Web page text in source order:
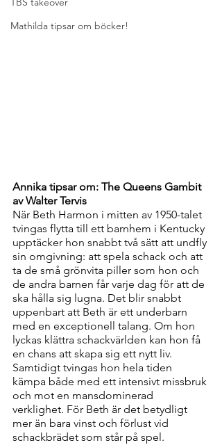
Mathilda tipsar om böcker!
Annika tipsar om: The Queens Gambit
av Walter Tervis
När Beth Harmon i mitten av 1950-talet
tvingas flytta till ett barnhem i Kentucky
upptäcker hon snabbt två sätt att undfly
sin omgivning: att spela schack och att
ta de små grönvita piller som hon och
de andra barnen får varje dag för att de
ska hålla sig lugna. Det blir snabbt
uppenbart att Beth är ett underbarn
med en exceptionell talang. Om hon
lyckas klättra schackvärlden kan hon få
en chans att skapa sig ett nytt liv.
Samtidigt tvingas hon hela tiden
kämpa både med ett intensivt missbruk
och mot en mansdominerad
verklighet. För Beth är det betydligt
mer än bara vinst och förlust vid
schackbrädet som står på spel.